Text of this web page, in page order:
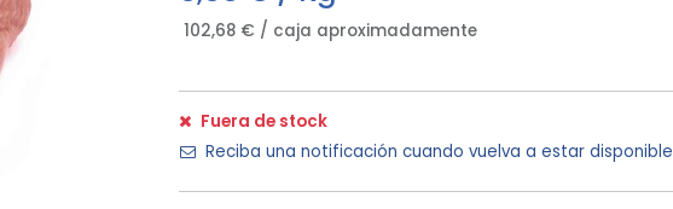
102,68 € / caja aproximadamente
Fuera de stock
Reciba una notificación cuando vuelva a estar disponible